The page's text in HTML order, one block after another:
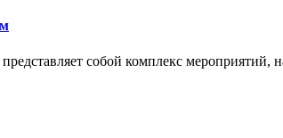
собой комплекс